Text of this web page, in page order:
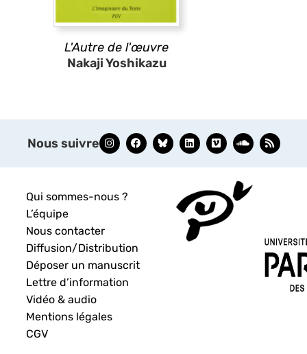
L'Autre de l'œuvre
Nakaji Yoshikazu
Nous suivre
Qui sommes-nous ?
L’équipe
Nous contacter
Diffusion/Distribution
Déposer un manuscrit
Lettre d’information
Vidéo & audio
Mentions légales
CGV